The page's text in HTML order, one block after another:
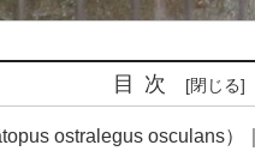
目次
ostralegus osculans